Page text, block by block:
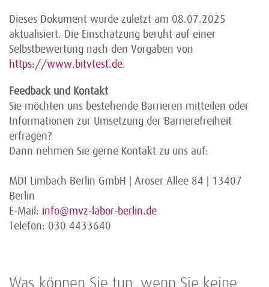
Dieses Dokument wurde zuletzt am 08.07.2025
aktualisiert. Die Einschätzung beruht auf einer
Selbstbewertung nach den Vorgaben von
https://www.bitvtest.de.
Feedback und Kontakt
Sie möchten uns bestehende Barrieren mitteilen oder
Informationen zur Umsetzung der Barrierefreiheit
erfragen?
Dann nehmen Sie gerne Kontakt zu uns auf:
MDI Limbach Berlin GmbH | Aroser Allee 84 | 13407
Berlin
E-Mail: info@mvz-labor-berlin.de
Telefon: 030 4433640